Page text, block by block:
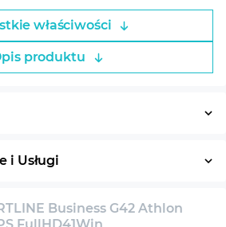
właściwości
produktu
i Usługi
Business G42 Athlon